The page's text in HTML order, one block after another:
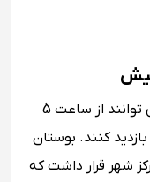
شما مسافران و بازدید کنندگان عزیز می توانند از ساعت 5
زیبا بازدید کنند. بوستان
از مرکز شهر قرار داشت که